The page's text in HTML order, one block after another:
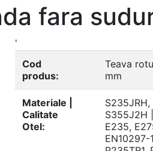
fara
'
Cod
produs:
Teava
mm
Materiale |
Calitate
Otel:
S355J2H |
E235,
EN10297-